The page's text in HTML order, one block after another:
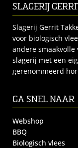
SLAGERIJ
Slagerij Gerrit
voor biologisch
andere
slagerij met een
gerenommeerd
GA SNEL NAAR
Webshop
BBQ
Biologisch vlees